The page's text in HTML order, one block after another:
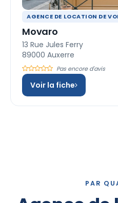
AGENCE DE LOCATION DE
Movaro
13 Rue Jules Ferry
89000 Auxerre
Pas encore d'avis
Voir la fiche
PAR